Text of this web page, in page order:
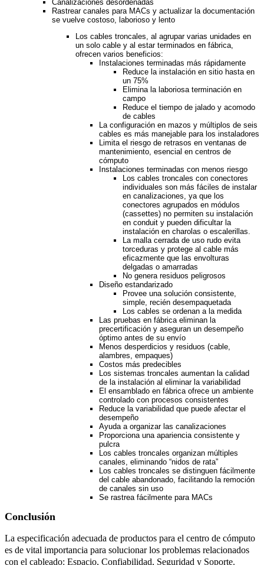
Canalizaciones desordenadas
Rastrear canales para MACs y actualizar la documentación
se vuelve costoso, laborioso y lento
Los cables troncales, al agrupar varias unidades en
un solo cable y al estar terminados en fábrica,
ofrecen varios beneficios:
Instalaciones terminadas más rápidamente
Reduce la instalación en sitio hasta en
un 75%
Elimina la laboriosa terminación en
campo
Reduce el tiempo de jalado y acomodo
de cables
La configuración en mazos y múltiplos de seis
cables es más manejable para los instaladores
Limita el riesgo de retrasos en ventanas de
mantenimiento, esencial en centros de
cómputo
Instalaciones terminadas con menos riesgo
Los cables troncales con conectores
individuales son más fáciles de instalar
en canalizaciones, ya que los
conectores agrupados en módulos
(cassettes) no permiten su instalación
en conduit y pueden dificultar la
instalación en charolas o escalerillas.
La malla cerrada de uso rudo evita
torceduras y protege al cable más
eficazmente que las envolturas
delgadas o amarradas
No genera residuos peligrosos
Diseño estandarizado
Provee una solución consistente,
simple, recién desempaquetada
Los cables se ordenan a la medida
Las pruebas en fábrica eliminan la
precertificación y aseguran un desempeño
óptimo antes de su envío
Menos desperdicios y residuos (cable,
alambres, empaques)
Costos más predecibles
Los sistemas troncales aumentan la calidad
de la instalación al eliminar la variabilidad
El ensamblado en fábrica ofrece un ambiente
controlado con procesos consistentes
Reduce la variabilidad que puede afectar el
desempeño
Ayuda a organizar las canalizaciones
Proporciona una apariencia consistente y
pulcra
Los cables troncales organizan múltiples
canales, eliminando “nidos de rata”
Los cables troncales se distinguen fácilmente
del cable abandonado, facilitando la remoción
de canales sin uso
Se rastrea fácilmente para MACs
Conclusión
La especificación adecuada de productos para el centro de cómputo
es de vital importancia para solucionar los problemas relacionados
con el cableado: Espacio, Confiabilidad, Seguridad y Soporte.